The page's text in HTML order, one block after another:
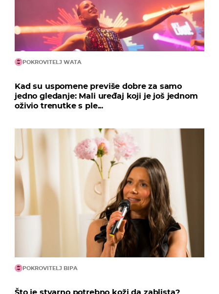
POKROVITELJ WATA
Kad su uspomene previše dobre za samo
jedno gledanje: Mali uređaj koji je još jednom
oživio trenutke s ple...
POKROVITELJ BIPA